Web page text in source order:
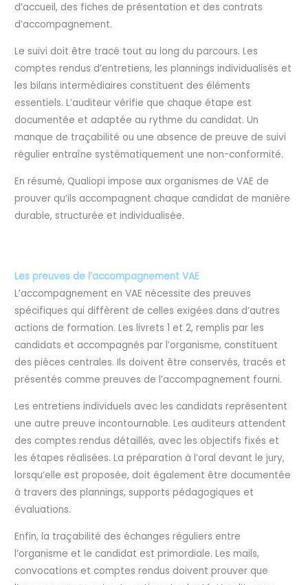
d’accueil, des fiches de présentation et des contrats
d’accompagnement.
Le suivi doit être tracé tout au long du parcours. Les
comptes rendus d’entretiens, les plannings individualisés et
les bilans intermédiaires constituent des éléments
essentiels. L’auditeur vérifie que chaque étape est
documentée et adaptée au rythme du candidat. Un
manque de traçabilité ou une absence de preuve de suivi
régulier entraîne systématiquement une non-conformité.
En résumé, Qualiopi impose aux organismes de VAE de
prouver qu’ils accompagnent chaque candidat de manière
durable, structurée et individualisée.
Les preuves de l’accompagnement VAE
L’accompagnement en VAE nécessite des preuves
spécifiques qui diffèrent de celles exigées dans d’autres
actions de formation. Les livrets 1 et 2, remplis par les
candidats et accompagnés par l’organisme, constituent
des pièces centrales. Ils doivent être conservés, tracés et
présentés comme preuves de l’accompagnement fourni.
Les entretiens individuels avec les candidats représentent
une autre preuve incontournable. Les auditeurs attendent
des comptes rendus détaillés, avec les objectifs fixés et
les étapes réalisées. La préparation à l’oral devant le jury,
lorsqu’elle est proposée, doit également être documentée
à travers des plannings, supports pédagogiques et
évaluations.
Enfin, la traçabilité des échanges réguliers entre
l’organisme et le candidat est primordiale. Les mails,
convocations et comptes rendus doivent prouver que